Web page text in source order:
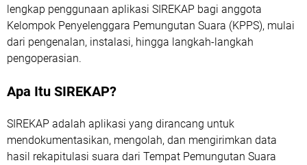
lengkap penggunaan aplikasi SIREKAP bagi anggota
Kelompok Penyelenggara Pemungutan Suara (KPPS), mulai
dari pengenalan, instalasi, hingga langkah-langkah
pengoperasian.
Apa Itu SIREKAP?
SIREKAP adalah aplikasi yang dirancang untuk
mendokumentasikan, mengolah, dan mengirimkan data
hasil rekapitulasi suara dari Tempat Pemungutan Suara